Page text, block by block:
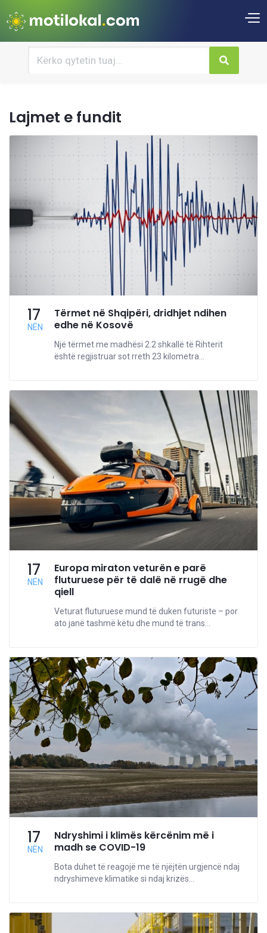
Lajmet e fundit
17
NËN
Tërmet në Shqipëri, dridhjet ndihen
edhe në Kosovë
Një tërmet me madhësi 2.2 shkallë të Rihterit
është regjistruar sot rreth 23 kilometra...
17
NËN
Europa miraton veturën e parë
fluturuese për të dalë në rrugë dhe
qiell
Veturat fluturuese mund të duken futuriste – por
ato janë tashmë këtu dhe mund të trans...
17
NËN
Ndryshimi i klimës kërcënim më i
madh se COVID-19
Bota duhet të reagojë me të njëjtën urgjencë ndaj
ndryshimeve klimatike si ndaj krizës...